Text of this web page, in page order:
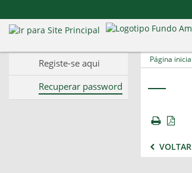
Registe-se aqui
Recuperar password
Página inicial
VOLTAR